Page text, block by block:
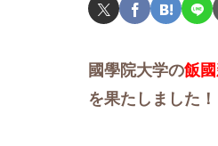
國學院大学の飯
を果たしました！